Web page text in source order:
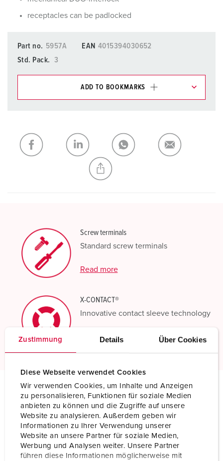
Zustimmung Details Über Cookies
Diese Webseite verwendet Cookies
Wir verwenden Cookies, um Inhalte und Anzeigen
zu personalisieren, Funktionen für soziale Medien
anbieten zu können und die Zugriffe auf unsere
Website zu analysieren. Außerdem geben wir
Informationen zu Ihrer Verwendung unserer
Website an unsere Partner für soziale Medien,
Werbung und Analysen weiter. Unsere Partner
führen diese Informationen möglicherweise mit
receptacles can be padlocked
Part no. 5957A EAN 4015394030652
Std. Pack.
3
ADD TO BOOKMARKS
My list ADD
CREATE A NEW LIST
Screw terminals
Standard screw terminals
Read more
X-CONTACT®
Innovative contact sleeve technology
Read more
Technical specifications
Wall mounted receptacle DUO 5957A
Ampere 63 A
Poles 4 p